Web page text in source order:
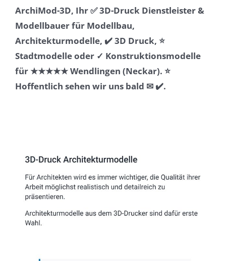
ArchiMod-3D, Ihr ✅ 3D-Druck Dienstleister &
Modellbauer für Modellbau,
Architekturmodelle, ✔️ 3D Druck, ⭐
Stadtmodelle oder ✓ Konstruktionsmodelle
für ★★★★★ Wendlingen (Neckar). ⭐
Hoffentlich sehen wir uns bald ✉ ✔️.